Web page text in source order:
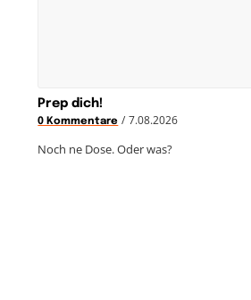
Prep dich!
0 Kommentare / 7.08.2026
Noch ne Dose. Oder was?